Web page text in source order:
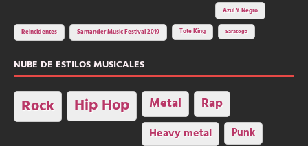
Azul Y Negro
Reincidentes Santander Music Festival 2019 Tote King Saratoga
NUBE DE ESTILOS MUSICALES
Rock Hip Hop Metal Rap
Heavy metal Punk